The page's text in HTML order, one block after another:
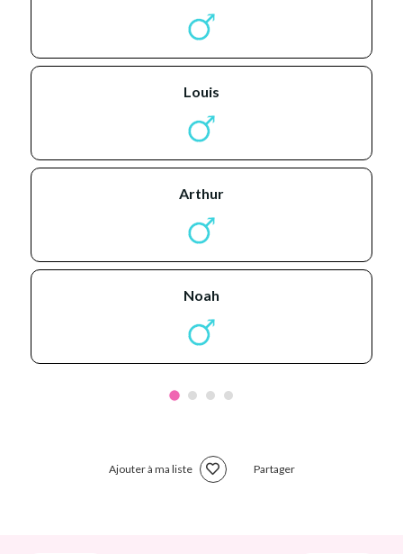
louis
arthur
noah
Ajouter à ma liste Partager